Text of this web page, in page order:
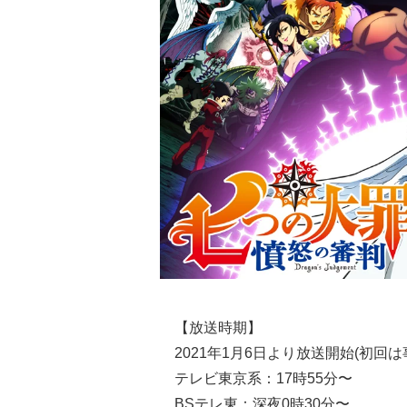
【放送時期】
2021年1月6日より放送開始(初回
テレビ東京系：17時55分〜
BSテレ東：深夜0時30分〜